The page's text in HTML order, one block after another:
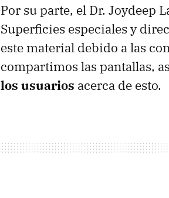
Por su parte, el Dr. Joydeep
Superficies especiales y
este material debido a las
compartimos las pantallas,
los usuarios acerca de esto.